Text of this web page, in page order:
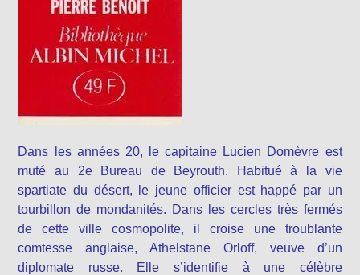
Dans les années 20, le capitaine Lucien Domèvre est
muté au 2e Bureau de Beyrouth. Habitué à la vie
spartiate du désert, le jeune officier est happé par un
tourbillon de mondanités. Dans les cercles très fermés
de cette ville cosmopolite, il croise une troublante
comtesse anglaise, Athelstane Orloff, veuve d’un
diplomate russe. Elle s’identifie à une célèbre